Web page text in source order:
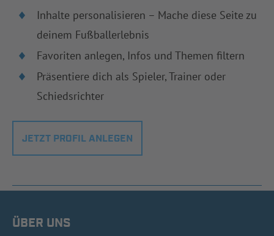
Inhalte personalisieren – Mache diese Seite zu
deinem Fußballerlebnis
Favoriten anlegen, Infos und Themen filtern
Präsentiere dich als Spieler, Trainer oder
Schiedsrichter
JETZT PROFIL ANLEGEN
ÜBER UNS